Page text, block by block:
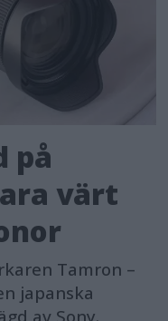
på
värt
Tamron –
japanska